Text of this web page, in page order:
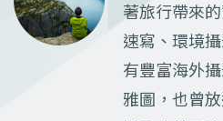
著旅行帶來
速寫、環境
有豐富海外
雅圖，也曾